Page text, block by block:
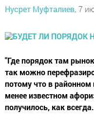
Нусрет Муфталиев, 7
"Где порядок там
так можно
потому что в районном
менее известном
получилось, как всегда.